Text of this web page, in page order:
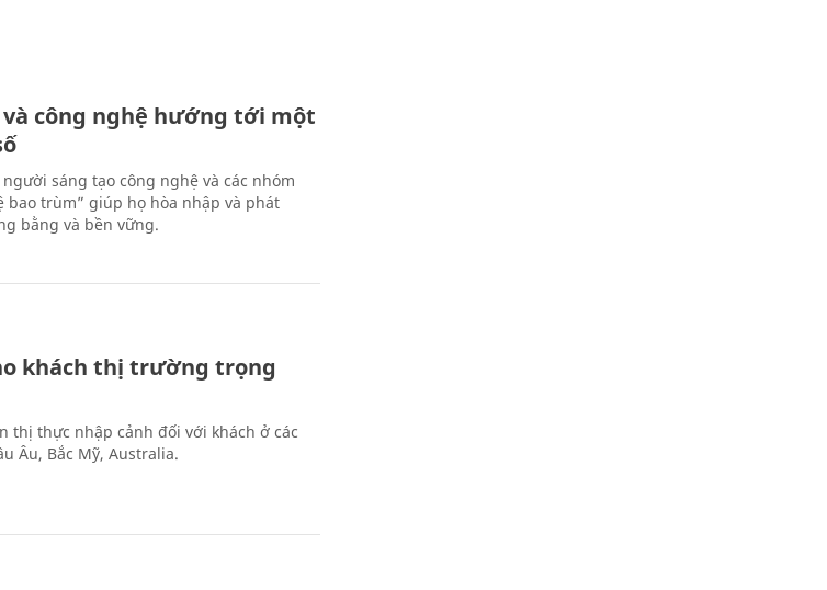
công nghệ hướng tới một
sáng tạo công nghệ và các nhóm
bao trùm” giúp họ hòa nhập và phát
bằng và bền vững.
khách thị trường trọng
thị thực nhập cảnh đối với khách ở các
Âu, Bắc Mỹ, Australia.